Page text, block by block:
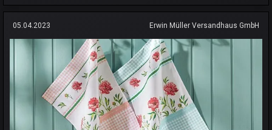
05.04.2023 Erwin Müller Versandhaus GmbH